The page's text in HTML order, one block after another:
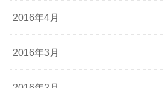
2016年4月
2016年3月